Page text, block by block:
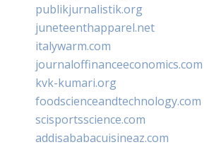
publikjurnalistik.org
juneteenthapparel.net
italywarm.com
journaloffinanceeconomics.com
kvk-kumari.org
foodscienceandtechnology.com
scisportsscience.com
addisababacuisineaz.com